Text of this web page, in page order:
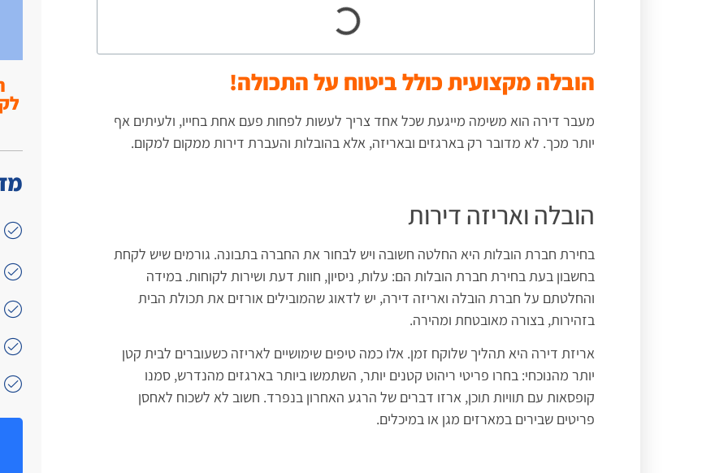
הובלה מקצועית כולל ביטוח על התכולה!
מעבר דירה הוא משימה מייגעת שכל אחד צריך לעשות לפחות פעם אחת בחייו, ולעיתים אף
יותר מכך. לא מדובר רק בארגזים ובאריזה, אלא בהובלות והעברת דירות ממקום למקום.
הובלה ואריזה דירות
בחירת חברת הובלות היא החלטה חשובה ויש לבחור את החברה בתבונה. גורמים שיש לקחת
בחשבון בעת בחירת חברת הובלות הם: עלות, ניסיון, חוות דעת ושירות לקוחות. במידה
והחלטתם על חברת הובלה ואריזה דירה, יש לדאוג שהמובילים אורזים את תכולת הבית
בזהירות, בצורה מאובטחת ומהירה.
אריזת דירה היא תהליך שלוקח זמן. אלו כמה טיפים שימושיים לאריזה כשעוברים לבית קטן
יותר מהנוכחי: בחרו פריטי ריהוט קטנים יותר, השתמשו ביותר בארגזים מהנדרש, סמנו
קופסאות עם תוויות תוכן, ארזו דברים של הרגע האחרון בנפרד. חשוב לא לשכוח לאחסן
פריטים שבירים במארזים מגן או במיכלים.